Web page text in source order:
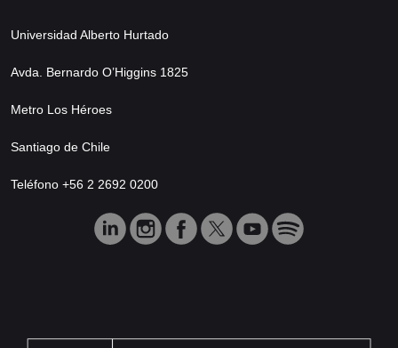
Universidad Alberto Hurtado
Avda. Bernardo O’Higgins 1825
Metro Los Héroes
Santiago de Chile
Teléfono +56 2 2692 0200